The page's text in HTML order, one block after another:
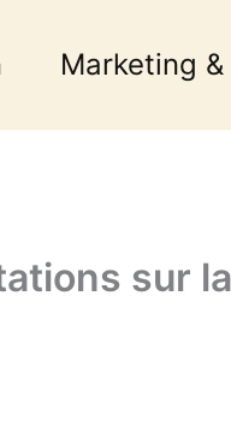
Marketing
sur la